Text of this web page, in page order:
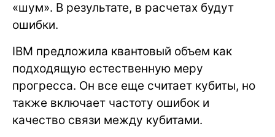
«шум». В результате, в расчетах будут
ошибки.
IBM предложила квантовый объем как
подходящую естественную меру
прогресса. Он все еще считает кубиты, но
также включает частоту ошибок и
качество связи между кубитами.